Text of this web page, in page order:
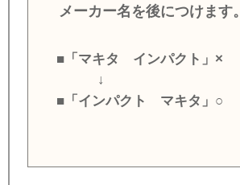
メーカー名を後につけます。
■「マキタ インパクト」×
↓
■「インパクト マキタ」○